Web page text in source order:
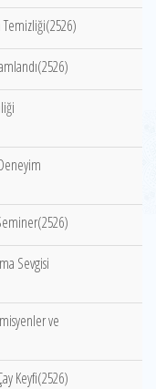
Sevgisi
ve
Keyfi(2526)